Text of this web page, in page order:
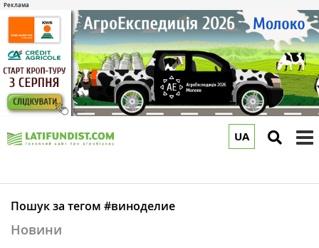
UA
Пошук за тегом #виноделие
Новини